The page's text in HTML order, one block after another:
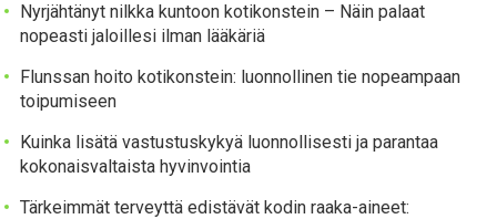
Nyrjähtänyt nilkka kuntoon kotikonstein – Näin palaat
nopeasti jaloillesi ilman lääkäriä
Flunssan hoito kotikonstein: luonnollinen tie nopeampaan
toipumiseen
Kuinka lisätä vastustuskykyä luonnollisesti ja parantaa
kokonaisvaltaista hyvinvointia
Tärkeimmät terveyttä edistävät kodin raaka-aineet: